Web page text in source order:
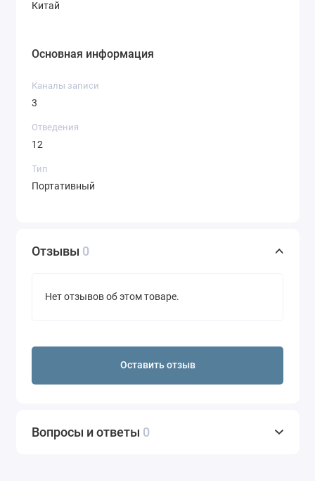
Китай
Основная информация
Каналы записи
3
Отведения
12
Тип
Портативный
Отзывы 0
Нет отзывов об этом товаре.
Оставить отзыв
Вопросы и ответы 0